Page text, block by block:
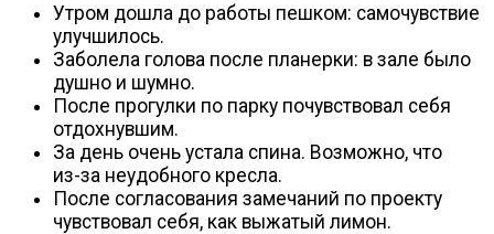
Утром дошла до работы пешком: самочувствие
улучшилось.
Заболела голова после планерки: в зале было
душно и шумно.
После прогулки по парку почувствовал себя
отдохнувшим.
За день очень устала спина. Возможно, что
из-за неудобного кресла.
После согласования замечаний по проекту
чувствовал себя, как выжатый лимон.